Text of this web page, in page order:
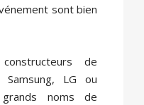
sont bien
de
LG ou
noms de